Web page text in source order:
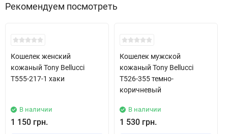
Рекомендуем посмотреть
Хит!
Кошелек женский
кожаный Tony Bellucci
T555-217-1 хаки
В наличии
1 150 грн.
Хит!
Кошелек мужской
кожаный Tony Bellucci
T526-355 темно-
коричневый
В наличии
1 530 грн.